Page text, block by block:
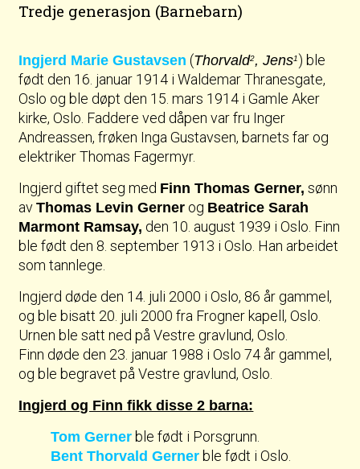
Tredje generasjon (Barnebarn)
Ingjerd Marie Gustavsen (Thorvald2, Jens1) ble
født den 16. januar 1914 i Waldemar Thranesgate,
Oslo og ble døpt den 15. mars 1914 i Gamle Aker
kirke, Oslo. Faddere ved dåpen var fru Inger
Andreassen, frøken Inga Gustavsen, barnets far og
elektriker Thomas Fagermyr.
Ingjerd giftet seg med Finn Thomas Gerner, sønn
avThomas Levin Gerner og Beatrice Sarah
Marmont Ramsay, den 10. august 1939 i Oslo. Finn
ble født den 8. september 1913 i Oslo. Han arbeidet
som tannlege.
Ingjerd døde den 14. juli 2000 i Oslo, 86 år gammel,
og ble bisatt 20. juli 2000 fra Frogner kapell, Oslo.
Urnen ble satt ned på Vestre gravlund, Oslo.
Finn døde den 23. januar 1988 i Oslo 74 år gammel,
og ble begravet på Vestre gravlund, Oslo.
Ingjerd og Finn fikk disse 2 barna:
Tom Gerner ble født i Porsgrunn.
Bent Thorvald Gerner ble født i Oslo.